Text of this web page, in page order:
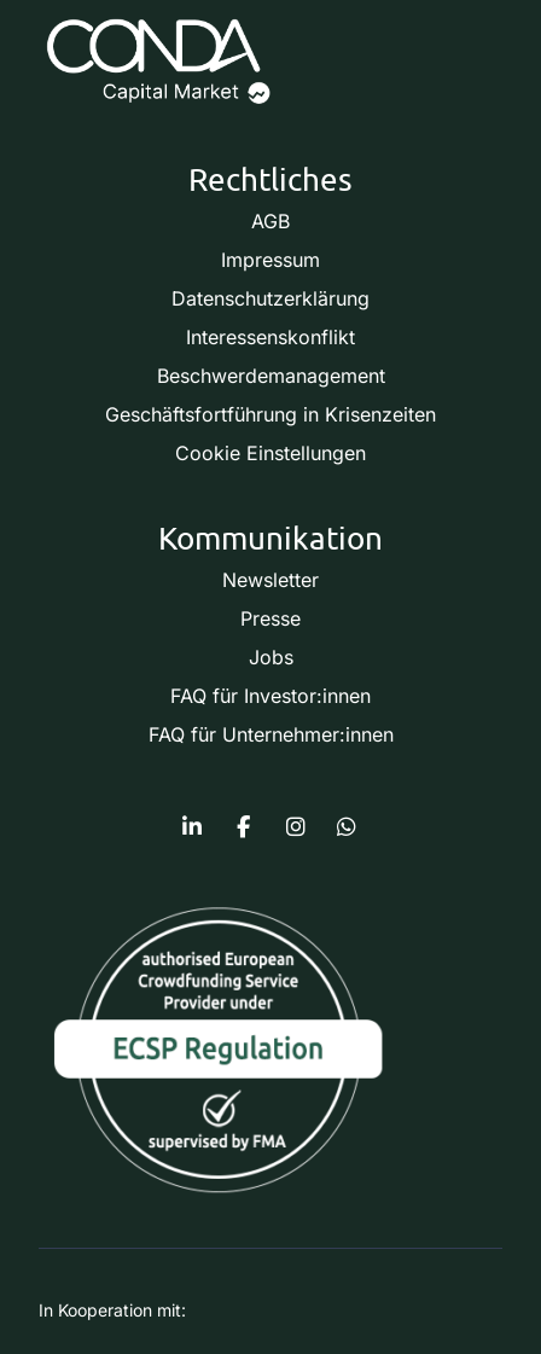
Rechtliches
AGB
Impressum
Datenschutzerklärung
Interessenskonflikt
Beschwerdemanagement
Geschäftsfortführung in Krisenzeiten
Cookie Einstellungen
Kommunikation
Newsletter
Presse
Jobs
FAQ für Investor:innen
FAQ für Unternehmer:innen
In Kooperation mit: